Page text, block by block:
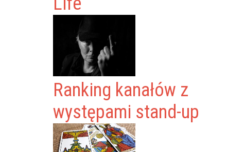
Ranking kanałów z
występami stand-up